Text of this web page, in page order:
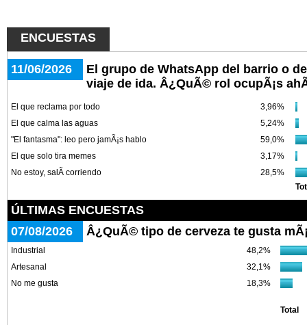
ENCUESTAS
11/06/2026
El grupo de WhatsApp del barrio o
viaje de ida. Â¿QuÃ© rol ocupÃ¡s
El que reclama por todo
3,96%
El que calma las aguas
5,24%
"El fantasma": leo pero jamÃ¡s hablo
59,0%
El que solo tira memes
3,17%
No estoy, salÃ­ corriendo
28,5%
ÚLTIMAS ENCUESTAS
07/08/2026
Â¿QuÃ© tipo de cerveza te gusta
Industrial
48,2%
Artesanal
32,1%
No me gusta
18,3%
Total